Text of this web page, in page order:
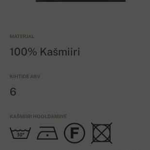
MATERJAL
100% Kašmiiri
KIHTIDE ARV
6
KAŠMIIRI HOOLDAMINE